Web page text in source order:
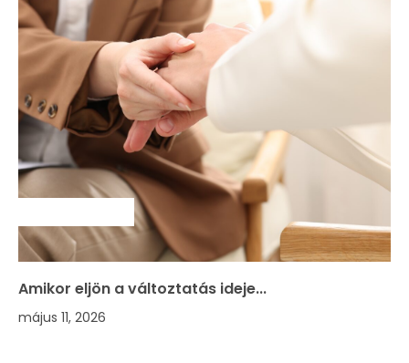
Amikor eljön a változtatás ideje...
május 11, 2026